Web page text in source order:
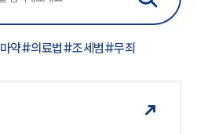
마약#의료법#조세범#무죄